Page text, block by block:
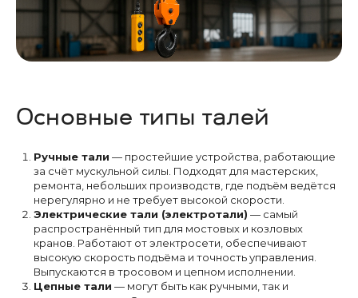
Основные типы талей
Ручные тали — простейшие устройства, работающие
за счёт мускульной силы. Подходят для мастерских,
ремонта, небольших производств, где подъём ведётся
нерегулярно и не требует высокой скорости.
Электрические тали (электротали) — самый
распространённый тип для мостовых и козловых
кранов. Работают от электросети, обеспечивают
высокую скорость подъёма и точность управления.
Выпускаются в тросовом и цепном исполнении.
Цепные тали — могут быть как ручными, так и